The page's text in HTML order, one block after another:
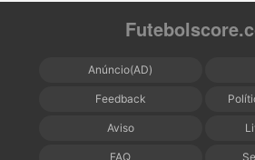
Anúncio(AD)
Feedback
Aviso
FAQ